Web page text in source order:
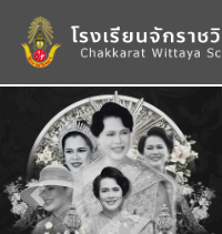
Previous